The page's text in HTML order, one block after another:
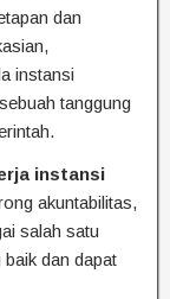
dan
instansi
tanggung
instansi
akuntabilitas,
salah satu
dan dapat